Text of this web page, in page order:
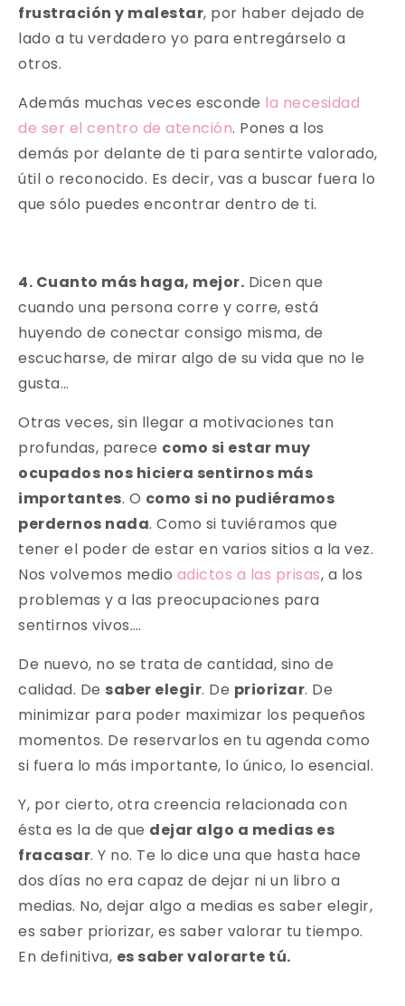
frustración y malestar, por haber dejado de
lado a tu verdadero yo para entregárselo a
otros.
Además muchas veces esconde la necesidad
de ser el centro de atención. Pones a los
demás por delante de ti para sentirte valorado,
útil o reconocido. Es decir, vas a buscar fuera lo
que sólo puedes encontrar dentro de ti.
4. Cuanto más haga, mejor. Dicen que
cuando una persona corre y corre, está
huyendo de conectar consigo misma, de
escucharse, de mirar algo de su vida que no le
gusta…
Otras veces, sin llegar a motivaciones tan
profundas, parece como si estar muy
ocupados nos hiciera sentirnos más
importantes. O como si no pudiéramos
perdernos nada. Como si tuviéramos que
tener el poder de estar en varios sitios a la vez.
Nos volvemos medio adictos a las prisas, a los
problemas y a las preocupaciones para
sentirnos vivos….
De nuevo, no se trata de cantidad, sino de
calidad. De saber elegir. De priorizar. De
minimizar para poder maximizar los pequeños
momentos. De reservarlos en tu agenda como
si fuera lo más importante, lo único, lo esencial.
Y, por cierto, otra creencia relacionada con
ésta es la de que dejar algo a medias es
fracasar. Y no. Te lo dice una que hasta hace
dos días no era capaz de dejar ni un libro a
medias. No, dejar algo a medias es saber elegir,
es saber priorizar, es saber valorar tu tiempo.
En definitiva, es saber valorarte tú.